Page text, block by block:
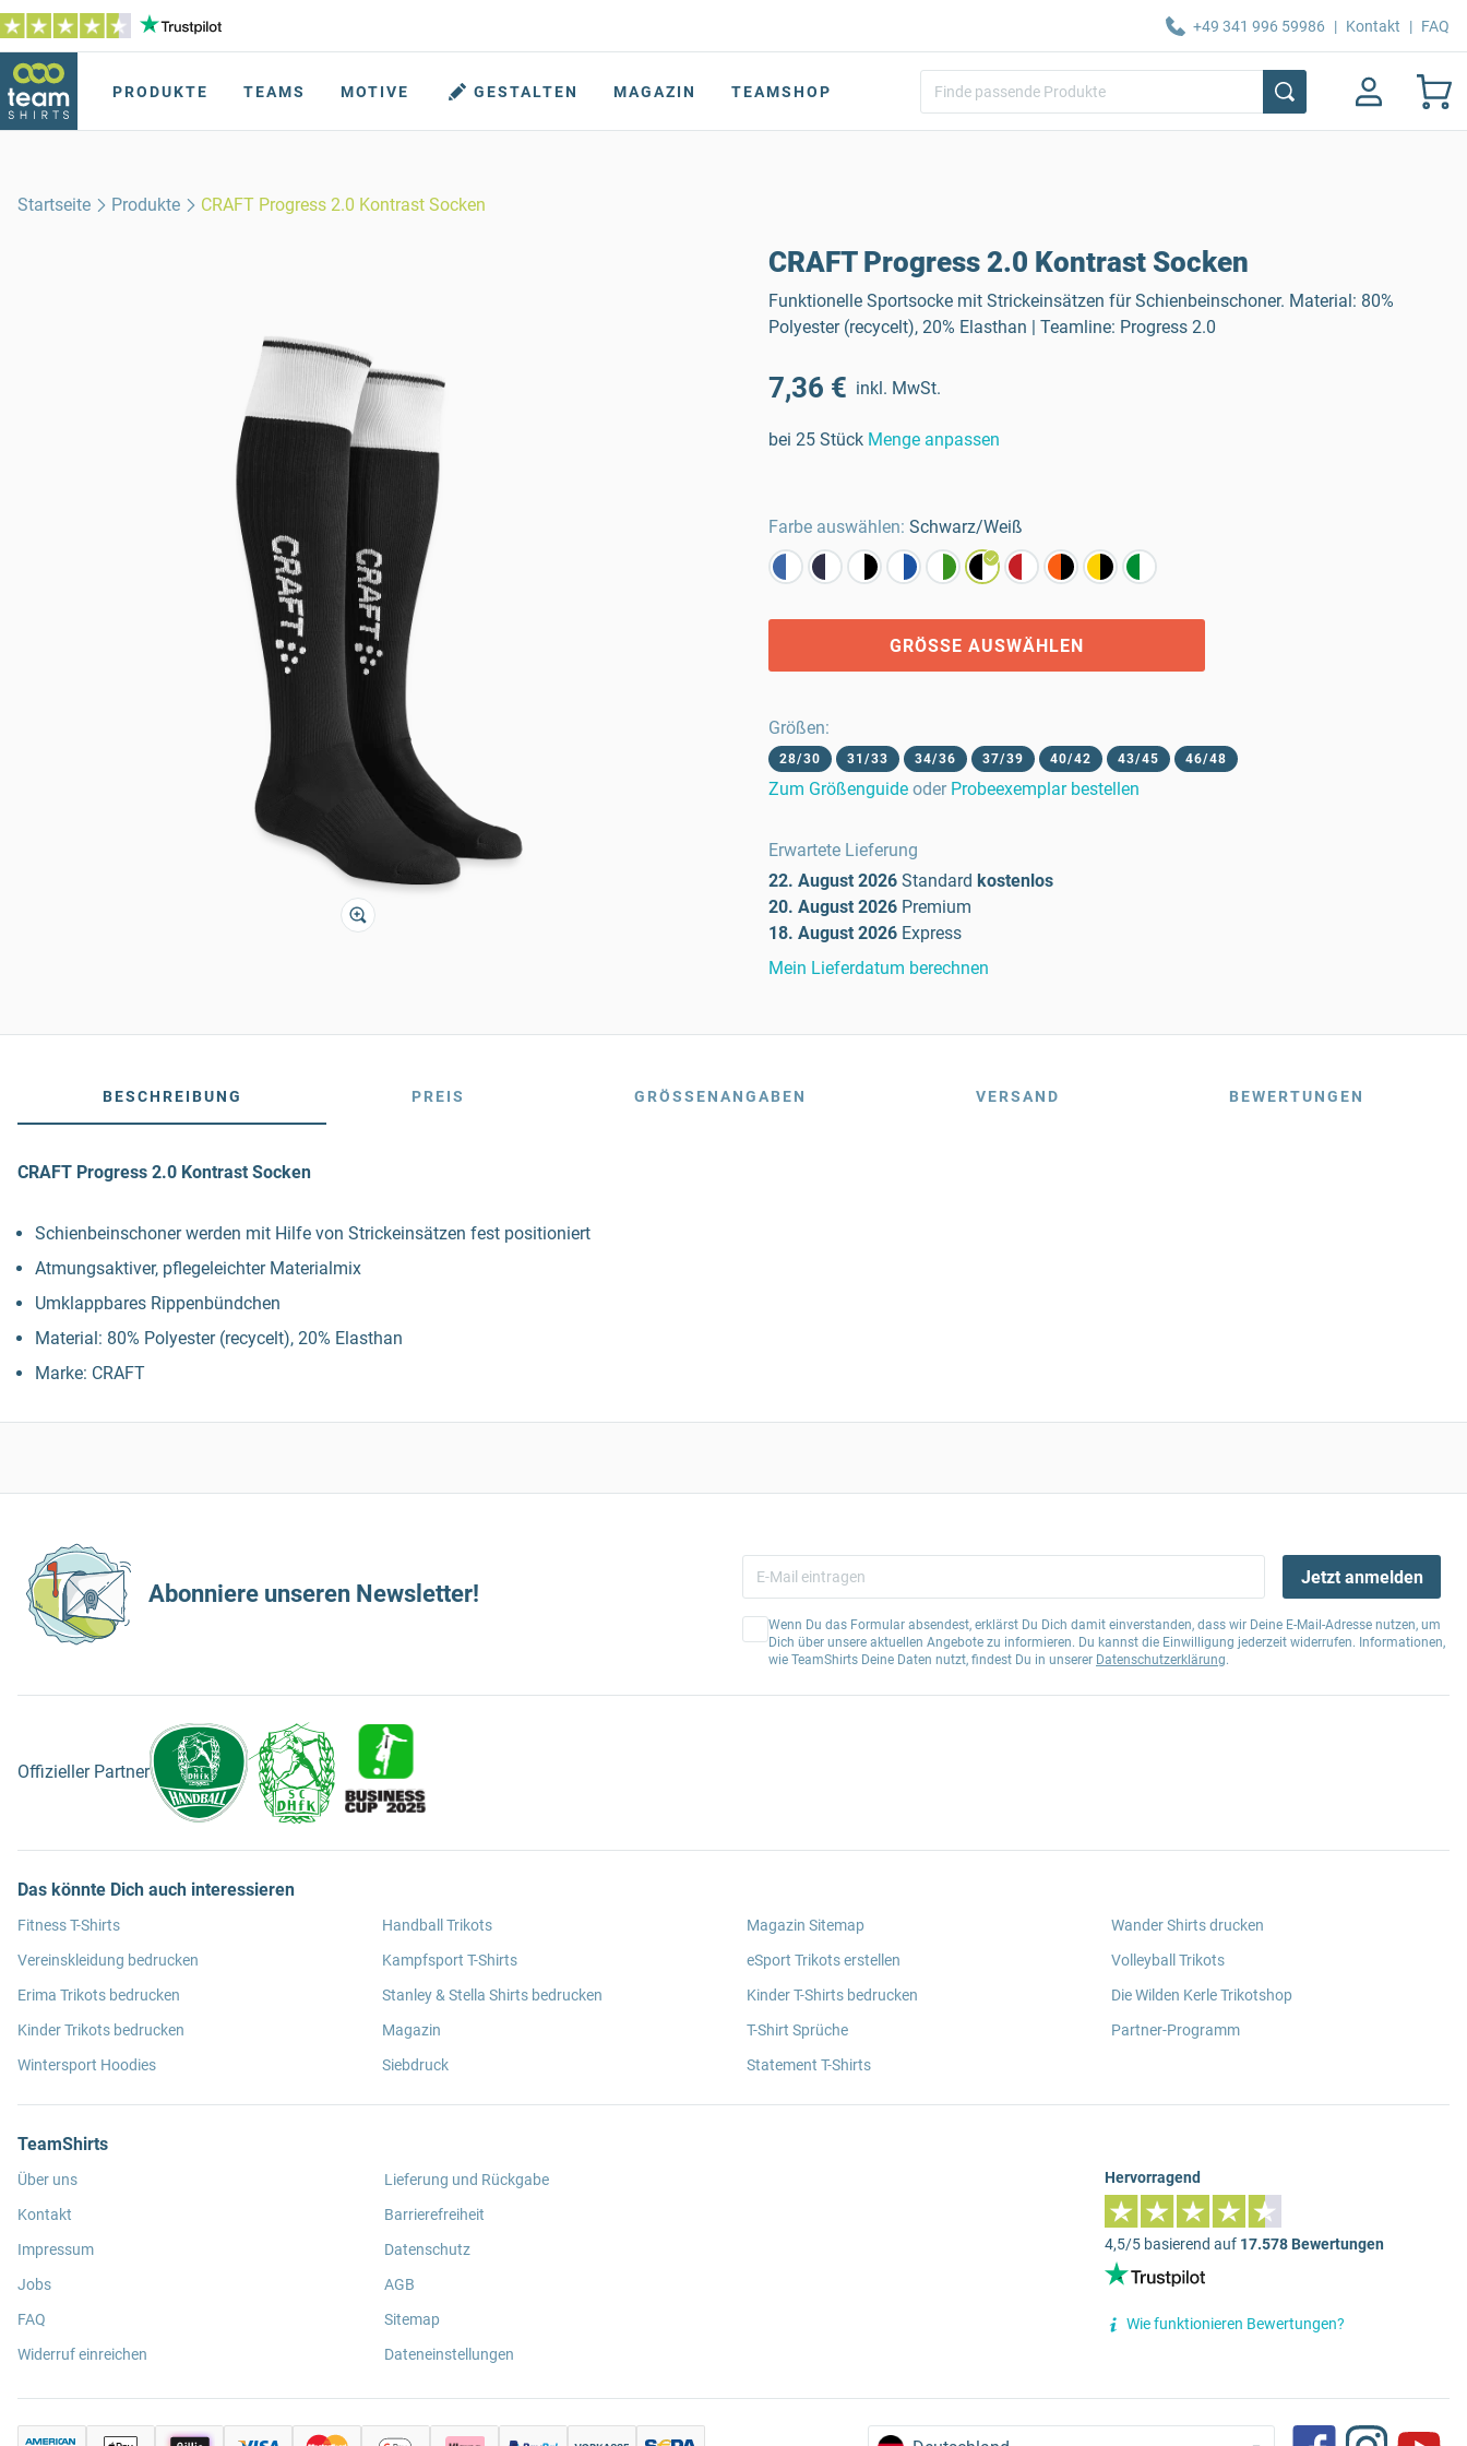
+49 341 996 59986 | Kontakt | FAQ
PRODUKTE TEAMS MOTIVE GESTALTEN MAGAZIN TEAMSHOP
Startseite Produkte CRAFT Progress 2.0 Kontrast Socken
CRAFT Progress 2.0 Kontrast Socken
Funktionelle Sportsocke mit Strickeinsätzen für Schienbeinschoner. Material: 80%
Polyester (recycelt), 20% Elasthan | Teamline: Progress 2.0
7,36 € inkl. MwSt.
bei 25 Stück Menge anpassen
Farbe auswählen: Schwarz/Weiß
GRÖSSE AUSWÄHLEN
Größen:
28/30 31/33 34/36 37/39 40/42 43/45 46/48
Zum Größenguide oder Probeexemplar bestellen
Erwartete Lieferung
22. August 2026 Standard kostenlos
20. August 2026 Premium
18. August 2026 Express
Mein Lieferdatum berechnen
BESCHREIBUNG PREIS GRÖSSENANGABEN VERSAND BEWERTUNGEN
CRAFT Progress 2.0 Kontrast Socken
Schienbeinschoner werden mit Hilfe von Strickeinsätzen fest positioniert
Atmungsaktiver, pflegeleichter Materialmix
Umklappbares Rippenbündchen
Material: 80% Polyester (recycelt), 20% Elasthan
Marke: CRAFT
Abonniere unseren Newsletter!
Jetzt anmelden
Wenn Du das Formular absendest, erklärst Du Dich damit einverstanden, dass wir Deine E-Mail-Adresse nutzen, um
Dich über unsere aktuellen Angebote zu informieren. Du kannst die Einwilligung jederzeit widerrufen. Informationen,
wie TeamShirts Deine Daten nutzt, findest Du in unserer Datenschutzerklärung.
Offizieller Partner
Das könnte Dich auch interessieren
Fitness T-Shirts
Vereinskleidung bedrucken
Erima Trikots bedrucken
Kinder Trikots bedrucken
Wintersport Hoodies
Handball Trikots
Kampfsport T-Shirts
Stanley & Stella Shirts bedrucken
Magazin
Siebdruck
Magazin Sitemap
eSport Trikots erstellen
Kinder T-Shirts bedrucken
T-Shirt Sprüche
Statement T-Shirts
Wander Shirts drucken
Volleyball Trikots
Die Wilden Kerle Trikotshop
Partner-Programm
TeamShirts
Über uns
Kontakt
Impressum
Jobs
FAQ
Widerruf einreichen
Lieferung und Rückgabe
Barrierefreiheit
Datenschutz
AGB
Sitemap
Dateneinstellungen
Hervorragend
4,5/5 basierend auf 17.578 Bewertungen
Wie funktionieren Bewertungen?